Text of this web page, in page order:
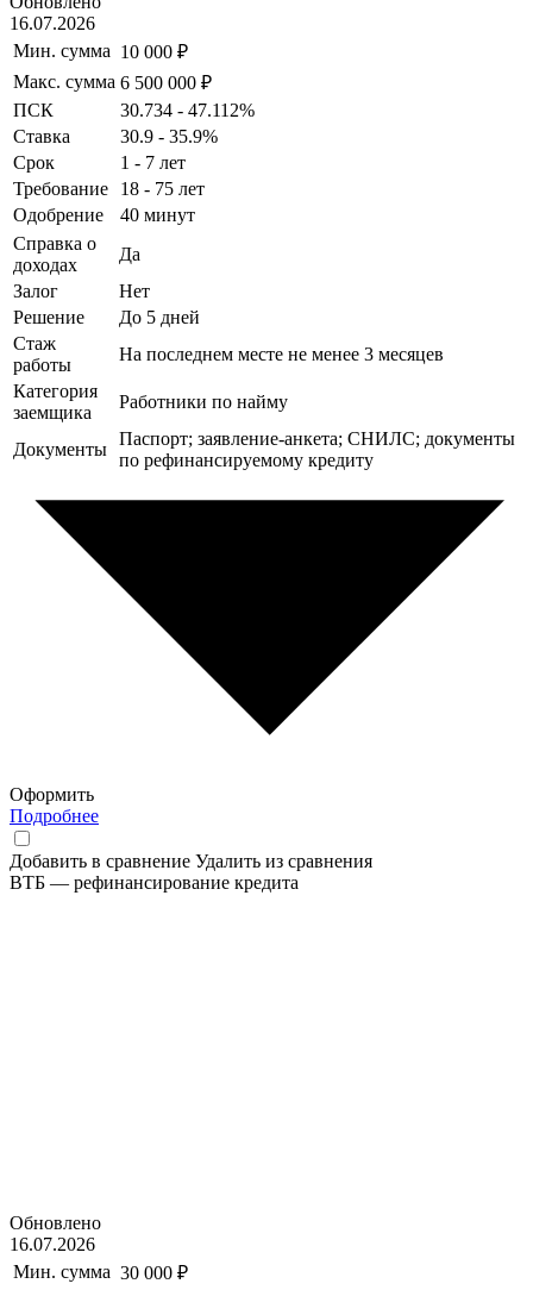
16.07.2026
Мин. сумма 10 000 ₽
Макс. сумма 6 500 000 ₽
ПСК
30.734 - 47.112%
Ставка
30.9 - 35.9%
Срок
1 - 7 лет
Требование
18 - 75 лет
Одобрение
40 минут
Справка о
доходах
Да
Залог
Нет
Решение
До 5 дней
Стаж
работы
На последнем месте не менее 3 месяцев
Категория
заемщика
Работники по найму
Документы
Паспорт; заявление-анкета; СНИЛС; документы
по рефинансируемому кредиту
Оформить
Подробнее
Добавить в сравнение Удалить из сравнения
ВТБ — рефинансирование кредита
Обновлено
16.07.2026
Мин. сумма 30 000 ₽